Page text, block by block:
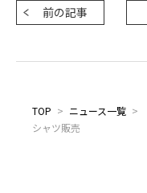
前の記事
TOP > ニュース一覧 >
シャツ販売